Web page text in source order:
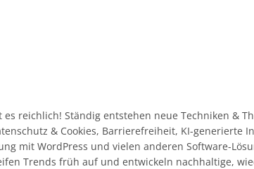
reichlich! Ständig entstehen neue Techniken &
& Cookies, Barrierefreiheit, KI-generierte
mit WordPress und vielen anderen Software-
Trends früh auf und entwickeln nachhaltige,